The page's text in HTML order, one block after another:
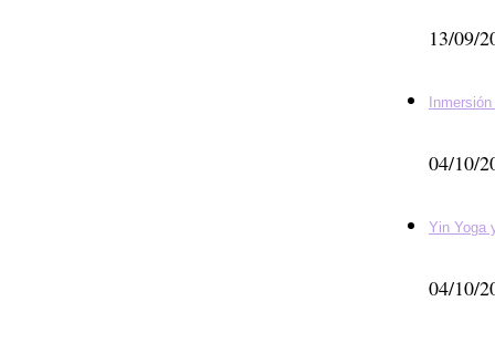
13/09/
04/10/
Yin Yoga
04/10/